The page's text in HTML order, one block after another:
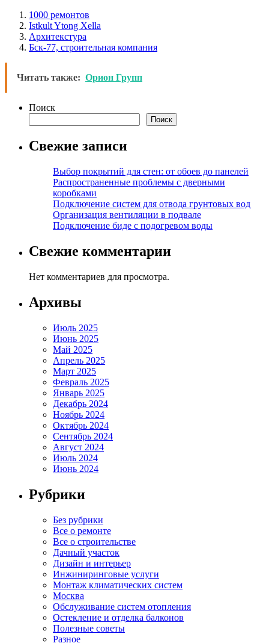
1000 ремонтов
Istkult Ytong Xella
Архитекстура
Бск-77, строительная компания
Читать также: Орион Групп
Поиск
Поиск
Свежие записи
Выбор покрытий для стен: от обоев до панелей
Распространенные проблемы с дверными
коробками
Подключение систем для отвода грунтовых вод
Организация вентиляции в подвале
Подключение биде с подогревом воды
Свежие комментарии
Нет комментариев для просмотра.
Архивы
Июль 2025
Июнь 2025
Май 2025
Апрель 2025
Март 2025
Февраль 2025
Январь 2025
Декабрь 2024
Ноябрь 2024
Октябрь 2024
Сентябрь 2024
Август 2024
Июль 2024
Июнь 2024
Рубрики
Без рубрики
Все о ремонте
Все о строительстве
Дачный участок
Дизайн и интерьер
Инжиниринговые услуги
Монтаж климатических систем
Москва
Обслуживание систем отопления
Остекление и отделка балконов
Полезные советы
Разное